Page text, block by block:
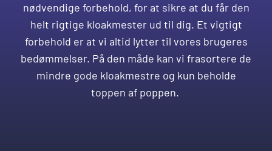
nødvendige forbehold, for at sikre at du får den
helt rigtige kloakmester ud til dig. Et vigtigt
forbehold er at vi altid lytter til vores brugeres
bedømmelser. På den måde kan vi frasortere de
mindre gode kloakmestre og kun beholde
toppen af poppen.